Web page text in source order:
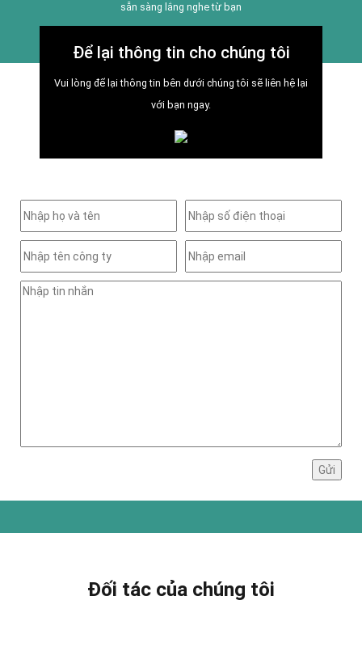
sẵn sàng lắng nghe từ bạn
Để lại thông tin cho chúng tôi
Vui lòng để lại thông tin bên dưới chúng tôi sẽ liên hệ lại
với bạn ngay.
Đối tác của chúng tôi